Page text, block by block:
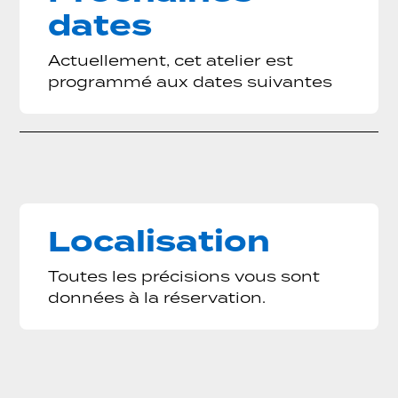
critères, notamment :
– le nombre de participants,
– la durée de l’atelier,
– les matériaux utilisés,
dates
Actuellement, cet atelier est
programmé aux dates suivantes
Localisation
Toutes les précisions vous sont
données à la réservation.